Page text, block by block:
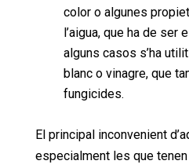
color o algunes
l’aigua, que ha de ser
alguns casos s’ha
blanc o vinagre, que
fungicides.
El principal inconvenient
especialment les que